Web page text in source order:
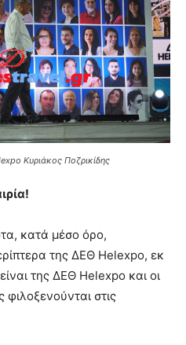
Κυριάκος Ποζρικίδης
κατά μέσο όρο,
της ΔΕΘ Helexpo, εκ
της ΔΕΘ Helexpo και οι
φιλοξενούνται στις